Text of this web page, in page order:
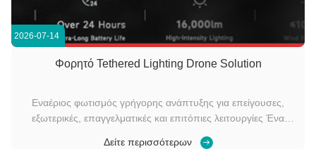
2026-07-14
Φορητό Tethered Lighting Drone Solution
Εναέριος φωτισμός γρήγορης ανάπτυξης για επείγουσες,
εξωτερικές, επαγγελματικές και επιτόπιες λειτουργίες Ένα
Δείτε περισσότερων